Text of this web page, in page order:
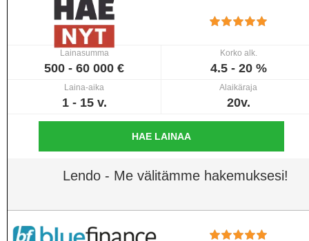
Lainasumma
500 - 60 000 €
Korko alk.
4.5 - 20 %
Laina-aika
1 - 15 v.
Alaikäraja
20v.
HAE LAINAA
Lendo - Me välitämme hakemuksesi!